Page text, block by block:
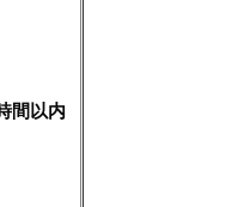
間以内